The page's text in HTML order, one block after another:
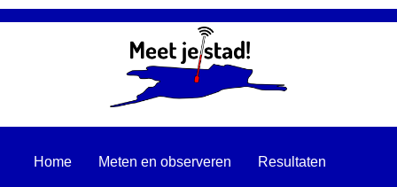
Home Meten en observeren Resultaten